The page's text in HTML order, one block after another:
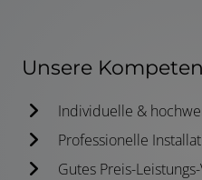
Unsere
Individuelle &
Professionelle
Gutes Preis-